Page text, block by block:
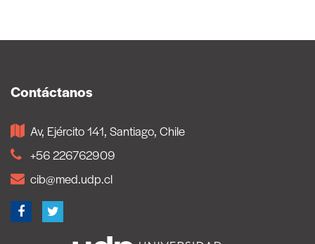
Contáctanos
Av, Ejército 141, Santiago, Chile
+56 226762909
cib@med.udp.cl